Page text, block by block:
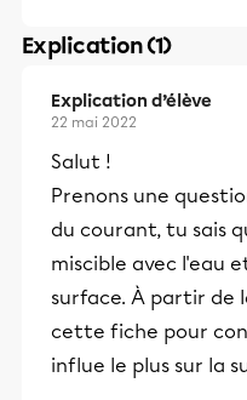
Explication (1)
Explication d’élève
22 mai 2022
Salut !
Prenons une
du courant, tu sais
miscible avec l'eau
surface. À partir de
cette fiche pour
influe le plus sur la